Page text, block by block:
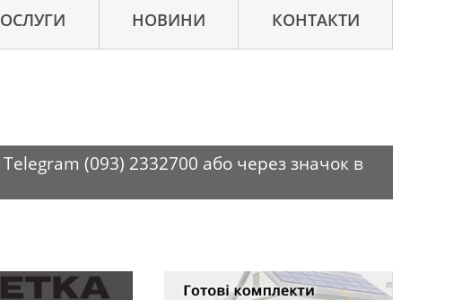
НОВИНИ КОНТАКТИ
(093) 2332700 або через значок в